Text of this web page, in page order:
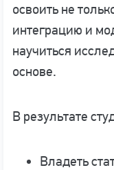
освоить не
интеграцию и
научиться
основе.
В результате
Владеть